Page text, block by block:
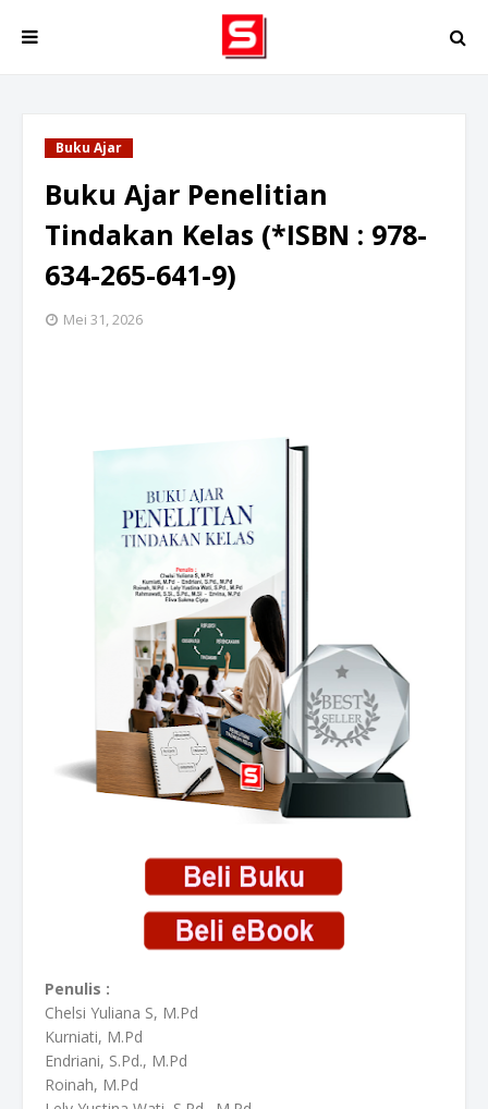
Buku Ajar
Buku Ajar Penelitian
Tindakan Kelas (*ISBN : 978-
634-265-641-9)
Mei 31, 2026
Penulis :
Chelsi Yuliana S, M.Pd
Kurniati, M.Pd
Endriani, S.Pd., M.Pd
Roinah, M.Pd